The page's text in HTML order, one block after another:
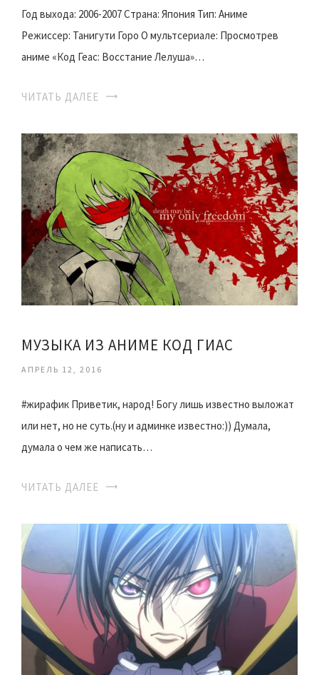
Год выхода: 2006-2007 Страна: Япония Тип: Аниме
Режиссер: Танигути Горо О мультсериале: Просмотрев
аниме «Код Геас: Восстание Лелуша»…
ЧИТАТЬ ДАЛЕЕ
МУЗЫКА ИЗ АНИМЕ КОД ГИАС
АПРЕЛЬ 12, 2016
#жирафик Приветик, народ! Богу лишь известно выложат
или нет, но не суть.(ну и админке известно:)) Думала,
думала о чем же написать…
ЧИТАТЬ ДАЛЕЕ